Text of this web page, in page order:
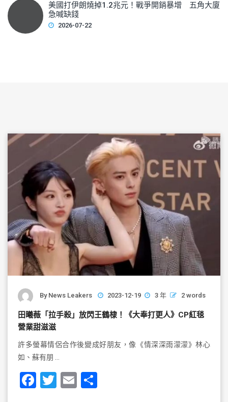
美國打伊朗燒掉1.2兆元！戰爭開銷暴增 五角大廈
急喊缺錢
2026-07-22
By News Leakers 2023-12-19 3 年 2 words
田曦薇「拉手殺」放閃王鶴棣！《大奉打更人》CP紅毯
營業甜滋滋
許多螢幕情侶合作後變成好朋友，像《情深深雨濛濛》林心
如、蘇有朋 …
F
T
E